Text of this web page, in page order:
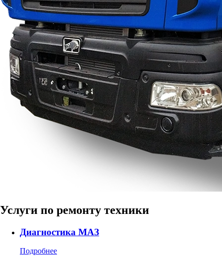
Услуги по ремонту техники
Диагностика МАЗ
Подробнее